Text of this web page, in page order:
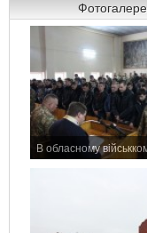
В обласному